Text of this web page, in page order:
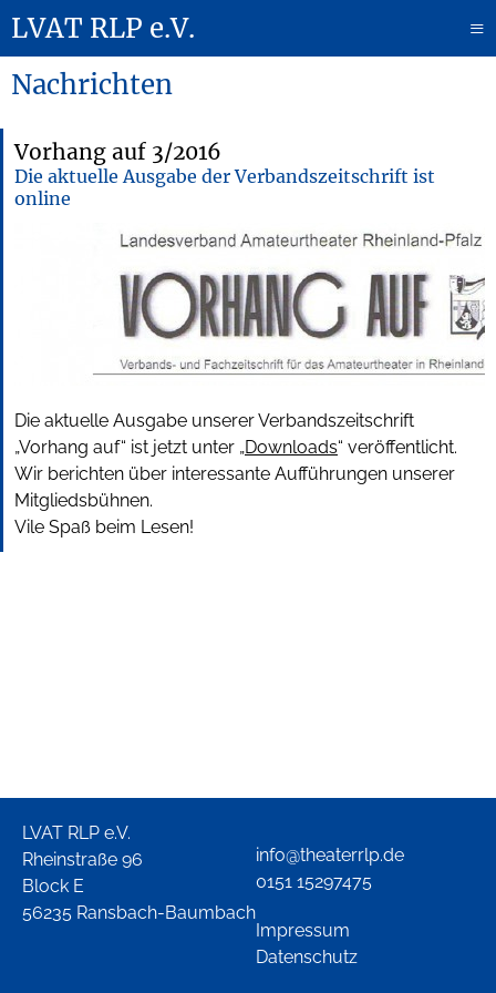
LVAT RLP e.V.
≡
Nachrichten
Vorhang auf 3/2016
Die aktuelle Ausgabe der Verbandszeitschrift ist
online
Die aktuelle Ausgabe unserer Verbandszeitschrift
„Vorhang auf“ ist jetzt unter „Downloads“ veröffentlicht.
Wir berichten über interessante Aufführungen unserer
Mitgliedsbühnen.
Vile Spaß beim Lesen!
LVAT RLP e.V.
Rheinstraße 96
Block E
56235 Ransbach-Baumbach
info@theaterrlp.de
0151 15297475
Impressum
Datenschutz